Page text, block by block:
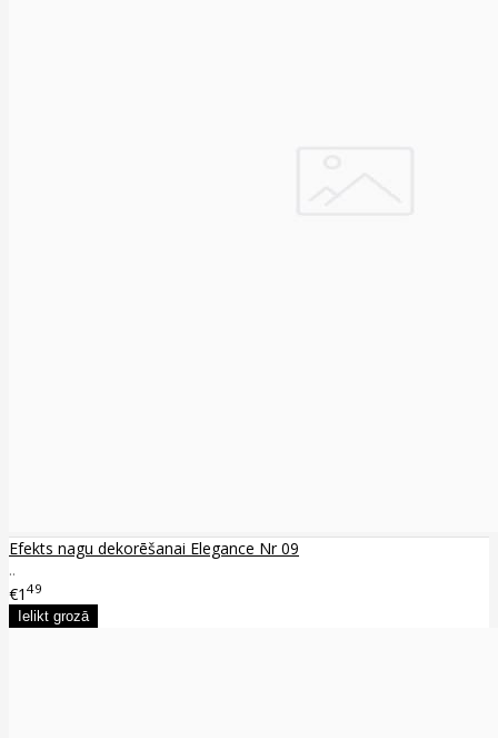
Efekts nagu dekorēšanai Elegance Nr 09
..
€1 49